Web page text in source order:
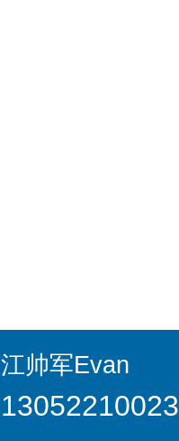
江帅军Evan
13052210023